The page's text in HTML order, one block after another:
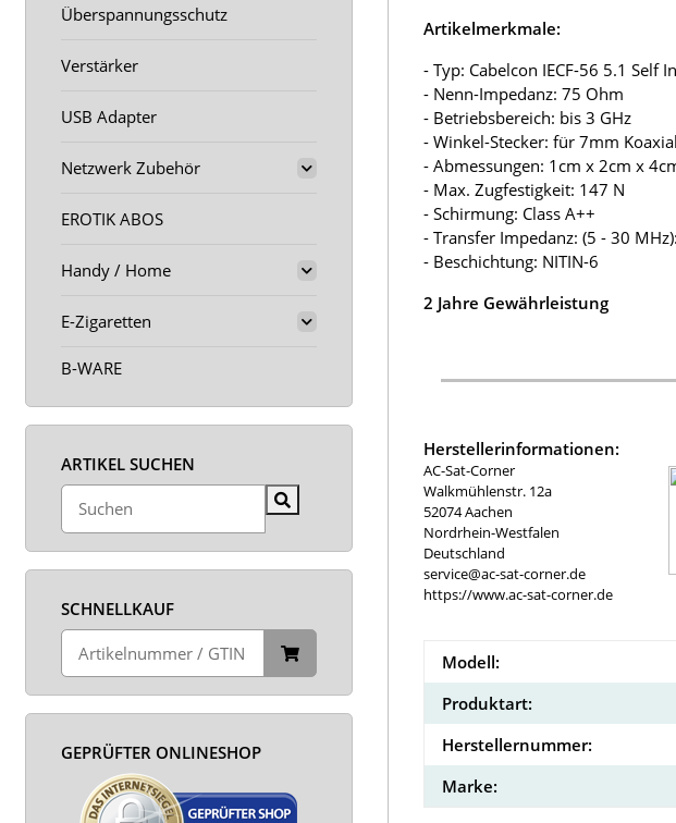
Artikelmerkmale:
- Typ: Cabelcon IECF-56 5.1 Self
- Nenn-Impedanz: 75 Ohm
- Betriebsbereich: bis 3 GHz
- Winkel-Stecker: für 7mm
- Abmessungen: 1cm x 2cm x
- Max. Zugfestigkeit: 147 N
- Schirmung: Class A++
- Transfer Impedanz: (5 - 30
- Beschichtung: NITIN-6
2 Jahre Gewährleistung
Herstellerinformationen:
AC-Sat-Corner
Walkmühlenstr. 12a
52074 Aachen
Nordrhein-Westfalen
Deutschland
service@ac-sat-corner.de
https://www.ac-sat-corner.de
Modell:
Produktart:
Herstellernummer:
Marke:
Überspannungsschutz
Verstärker
USB Adapter
Netzwerk Zubehör
EROTIK ABOS
Handy / Home
E-Zigaretten
B-WARE
ARTIKEL SUCHEN
SCHNELLKAUF
GEPRÜFTER ONLINESHOP